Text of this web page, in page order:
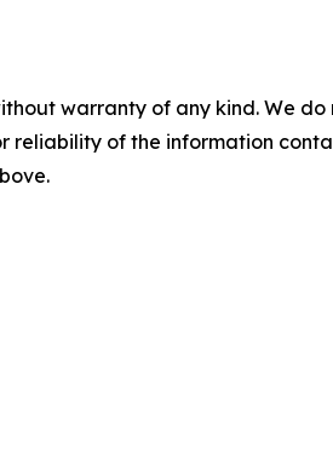
warranty of any kind. We
reliability of the information